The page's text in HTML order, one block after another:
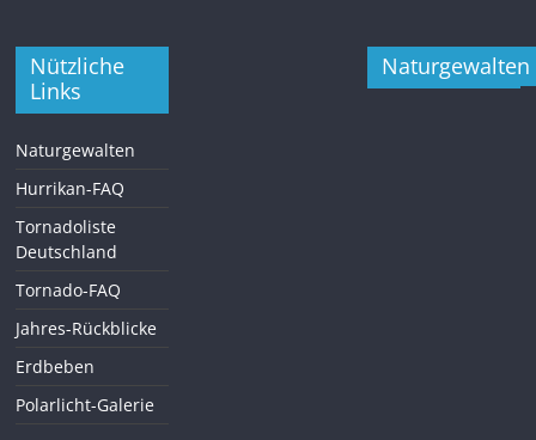
Nützliche
Links
Naturgewalten
Hurrikan-FAQ
Tornadoliste
Deutschland
Tornado-FAQ
Jahres-Rückblicke
Erdbeben
Polarlicht-Galerie
Naturgewalten